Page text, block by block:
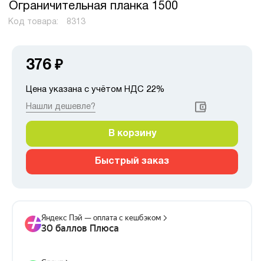
Ограничительная планка 1500
Код товара: 8313
376 ₽
Цена указана с учётом НДС 22%
Нашли дешевле?
В корзину
Быстрый заказ